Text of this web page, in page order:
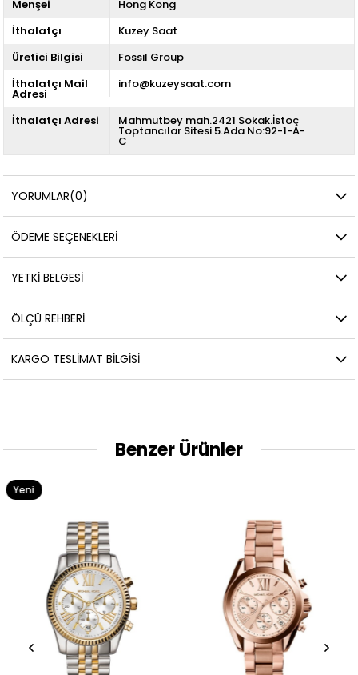
Menşei
Hong Kong
İthalatçı
Kuzey Saat
Üretici Bilgisi
Fossil Group
İthalatçı Mail
Adresi
info@kuzeysaat.com
İthalatçı Adresi Mahmutbey mah.2421 Sokak.İstoç
Toptancılar Sitesi 5.Ada No:92-1-A-
C
YORUMLAR(0)
ÖDEME SEÇENEKLERI
YETKİ BELGESİ
ÖLÇÜ REHBERI
KARGO TESLIMAT BILGISI
Benzer Ürünler